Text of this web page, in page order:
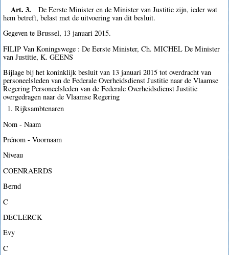
Art. 3.
De Eerste Minister en de Minister van Justitie zijn, ieder wat
hem betreft, belast met de uitvoering van dit besluit.
Gegeven te Brussel, 13 januari 2015.
FILIP Van Koningswege : De Eerste Minister, Ch. MICHEL De Minister
van Justitie, K. GEENS
Bijlage bij het koninklijk besluit van 13 januari 2015 tot overdracht van
personeelsleden van de Federale Overheidsdienst Justitie naar de Vlaamse
Regering Personeelsleden van de Federale Overheidsdienst Justitie
overgedragen naar de Vlaamse Regering
1. Rijksambtenaren
Nom - Naam
Prénom - Voornaam
Niveau
COENRAERDS
Bernd
C
DECLERCK
Evy
C